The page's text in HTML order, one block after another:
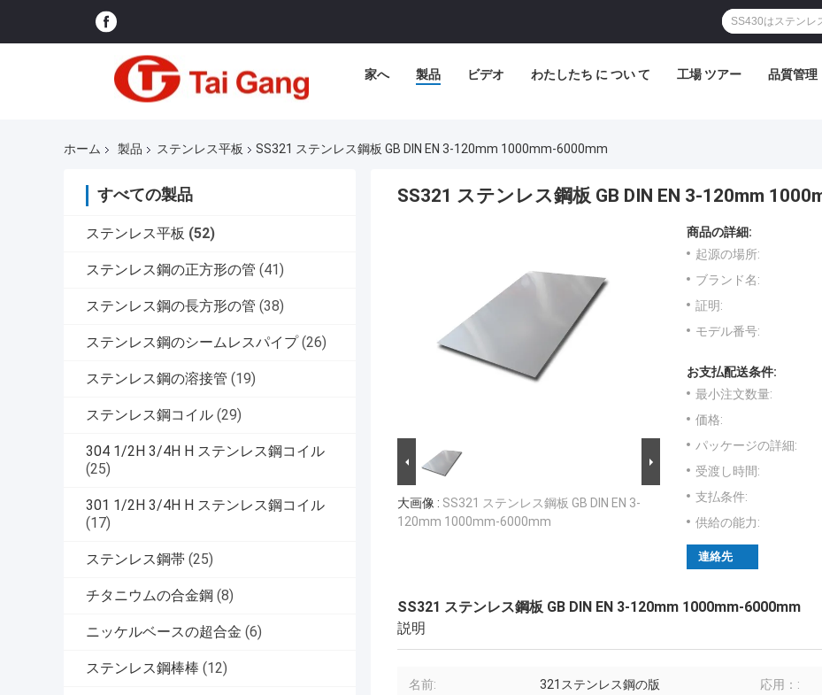
家へ 製品 ビデオ わたしたち に つい て 工場 ツアー 品質管理
ホーム 製品 ステンレス平板 SS321 ステンレス鋼板 GB DIN EN 3-120mm 1000mm-6000mm
すべての製品
ステンレス平板 (52)
ステンレス鋼の正方形の管 (41)
ステンレス鋼の長方形の管 (38)
ステンレス鋼のシームレスパイプ (26)
ステンレス鋼の溶接管 (19)
ステンレス鋼コイル (29)
304 1/2H 3/4H H ステンレス鋼コイル
(25)
301 1/2H 3/4H H ステンレス鋼コイル
(17)
ステンレス鋼帯 (25)
チタニウムの合金鋼 (8)
ニッケルベースの超合金 (6)
ステンレス鋼棒棒 (12)
SS321 ステンレス鋼板 GB DIN EN 3-120mm
大画像 : SS321 ステンレス鋼板 GB DIN EN 3-
120mm 1000mm-6000mm
商品の詳細:
起源の場所:
ブランド名:
証明:
モデル番号:
お支払配送条件:
最小注文数量:
価格:
パッケージの詳細:
受渡し時間:
支払条件:
供給の能力:
連絡先
SS321 ステンレス鋼板 GB DIN EN 3-120mm 1000mm-6000mm
説明
名前: 321ステンレス鋼の版 応用：: